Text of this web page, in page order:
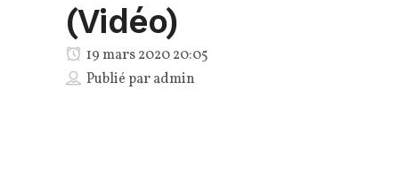
(Vidéo)
19 mars 2020 20:05
Publié paradmin